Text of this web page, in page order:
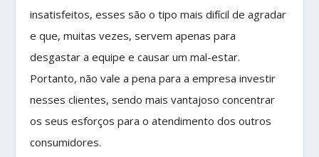
insatisfeitos, esses são o tipo mais difícil de agradar
e que, muitas vezes, servem apenas para
desgastar a equipe e causar um mal-estar.
Portanto, não vale a pena para a empresa investir
nesses clientes, sendo mais vantajoso concentrar
os seus esforços para o atendimento dos outros
consumidores.